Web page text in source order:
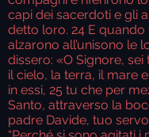
capi dei sacerdoti e gli
detto loro. 24 E
alzarono all’unisono le
dissero: «O Signore,
il cielo, la terra, il mare
in essi, 25 tu che per
Santo, attraverso la
padre Davide, tuo